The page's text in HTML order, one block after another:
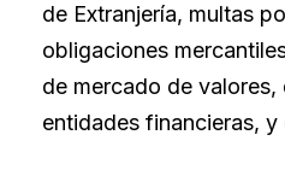
de Extranjería, multas
obligaciones
de mercado de
entidades financieras, y